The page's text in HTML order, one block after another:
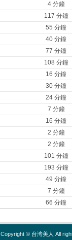
4 分鐘
117 分鐘
55 分鐘
40 分鐘
77 分鐘
108 分鐘
16 分鐘
30 分鐘
24 分鐘
7 分鐘
16 分鐘
2 分鐘
2 分鐘
101 分鐘
193 分鐘
49 分鐘
7 分鐘
66 分鐘
Copyright © 台湾美人 All